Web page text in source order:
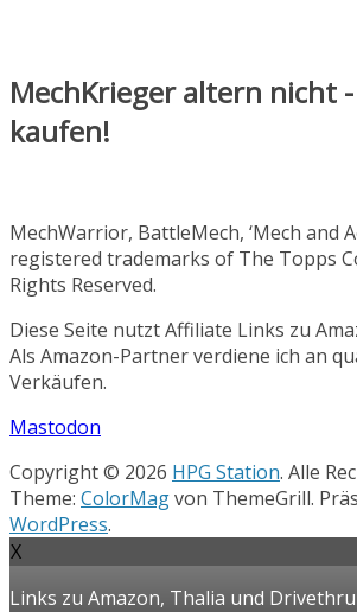
MechKrieger altern nicht
kaufen!
MechWarrior, BattleMech, ‘Mech and
registered trademarks of The Topps
Rights Reserved.
Diese Seite nutzt Affiliate Links zu
Als Amazon-Partner verdiene ich an
Verkäufen.
Mastodon
Copyright © 2026 HPG Station. Alle
Theme: ColorMagvon ThemeGrill.
WordPress.
X
Links zu Amazon, Thalia und